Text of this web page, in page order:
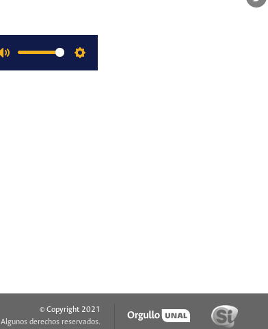
© Copyright 2021
Algunos derechos reservados.